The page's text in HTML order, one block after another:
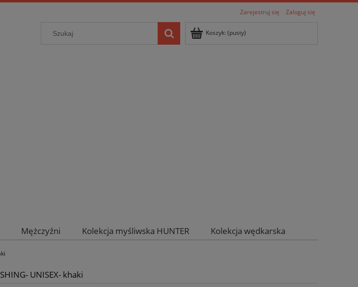
Zarejestruj się Zaloguj się
Koszyk: (pusty)
Mężczyźni Kolekcja myśliwska HUNTER Kolekcja wędkarska
UNISEX- khaki